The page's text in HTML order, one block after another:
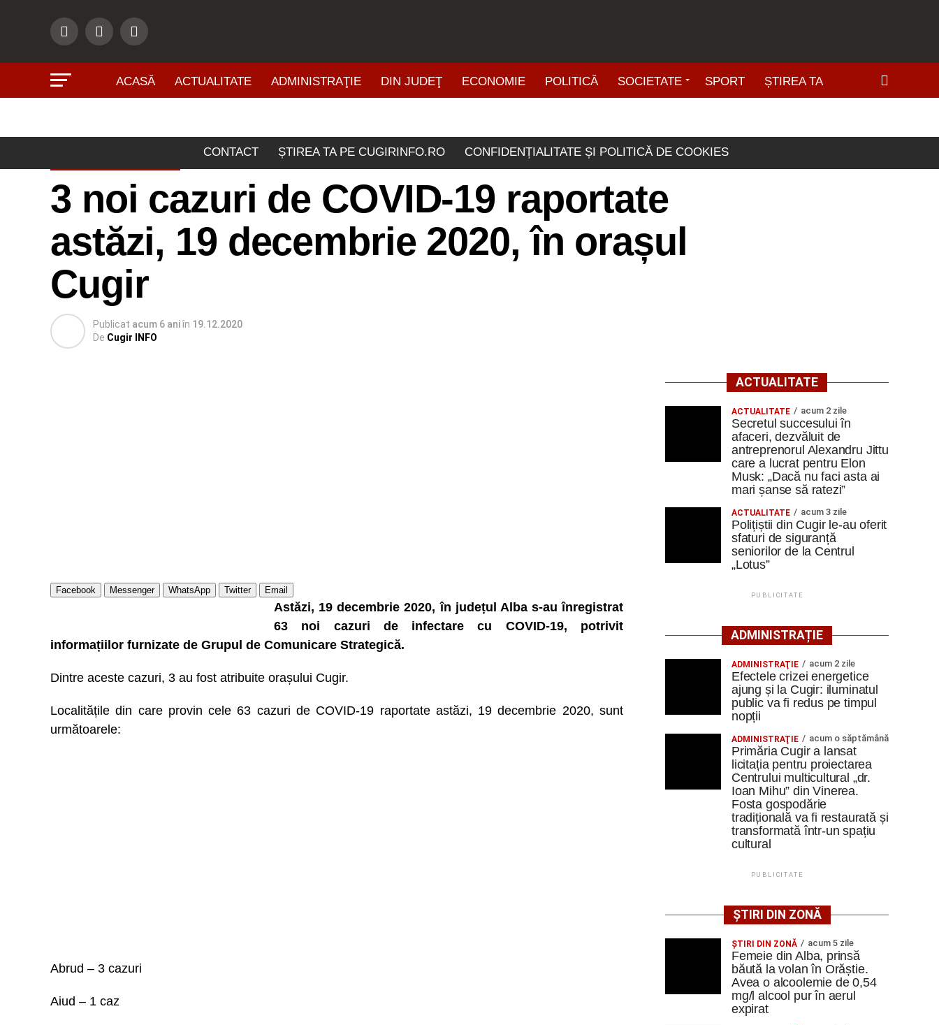
ACASĂ ACTUALITATE ADMINISTRAŢIE DIN JUDEŢ ECONOMIE POLITICĂ SOCIETATE SPORT ȘTIREA TA
CONTACT ȘTIREA TA PE CUGIRINFO.RO CONFIDENȚIALITATE ȘI POLITICĂ DE COOKIES
3 noi cazuri de COVID-19 raportate
astăzi, 19 decembrie 2020, în orașul
Cugir
Publicat acum 6 aniîn 19.12.2020
De Cugir INFO
Facebook Messenger WhatsApp Twitter Email
Astăzi, 19 decembrie 2020, în județul Alba s-au înregistrat
63 noi cazuri de infectare cu COVID-19, potrivit
informațiilor furnizate de Grupul de Comunicare Strategică.
Dintre aceste cazuri, 3 au fost atribuite orașului Cugir.
Localitățile din care provin cele 63 cazuri de COVID-19 raportate astăzi, 19 decembrie 2020, sunt
următoarele:
Abrud – 3 cazuri
Aiud – 1 caz
ACTUALITATE
ACTUALITATE acum 2 zile
Secretul succesului în
afaceri, dezvăluit de
antreprenorul Alexandru Jittu
care a lucrat pentru Elon
Musk: „Dacă nu faci asta ai
mari șanse să ratezi”
ACTUALITATE acum 3 zile
Polițiștii din Cugir le-au oferit
sfaturi de siguranță
seniorilor de la Centrul
„Lotus”
PUBLICITATE
ADMINISTRAȚIE
ADMINISTRAŢIE acum 2 zile
Efectele crizei energetice
ajung și la Cugir: iluminatul
public va fi redus pe timpul
nopții
ADMINISTRAŢIE acum o săptămână
Primăria Cugir a lansat
licitația pentru proiectarea
Centrului multicultural „dr.
Ioan Mihu” din Vinerea.
Fosta gospodărie
tradițională va fi restaurată și
transformată într-un spațiu
cultural
PUBLICITATE
ȘTIRI DIN ZONĂ
ŞTIRI DIN ZONĂ acum 5 zile
Femeie din Alba, prinsă
băută la volan în Orăștie.
Avea o alcoolemie de 0,54
mg/l alcool pur în aerul
expirat